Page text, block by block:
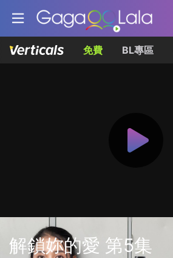
免費 BL專區
解鎖妳的愛 第5集